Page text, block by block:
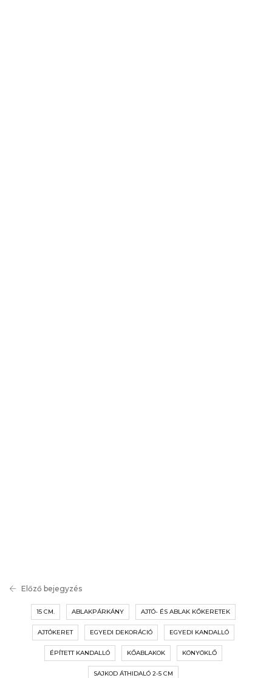
Előző bejegyzés
15 CM. ABLAKPÁRKÁNY AJTÓ- ÉS ABLAK KŐKERETEK
AJTÓKERET EGYEDI DEKORÁCIÓ EGYEDI KANDALLÓ
ÉPÍTETT KANDALLÓ KŐABLAKOK KÖNYÖKLŐ
SAJKOD ÁTHIDALÓ 2-5 CM